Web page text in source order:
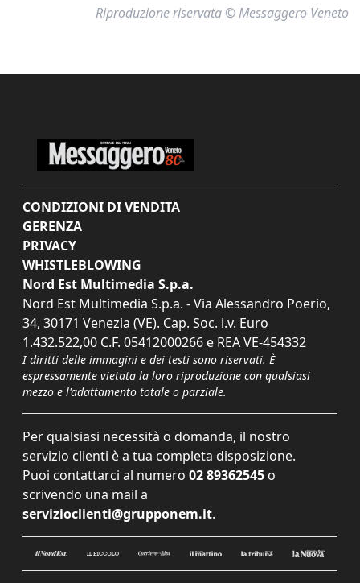
Riproduzione riservata © Messaggero Veneto
CONDIZIONI DI VENDITA
GERENZA
PRIVACY
WHISTLEBLOWING
Nord Est Multimedia S.p.a.
Nord Est Multimedia S.p.a. - Via Alessandro Poerio,
34, 30171 Venezia (VE). Cap. Soc. i.v. Euro
1.432.522,00 C.F. 05412000266 e REA VE-454332
I diritti delle immagini e dei testi sono riservati. È
espressamente vietata la loro riproduzione con qualsiasi
mezzo e l'adattamento totale o parziale.
Per qualsiasi necessità o domanda, il nostro
servizio clienti è a tua completa disposizione.
Puoi contattarci al numero 02 89362545 o
scrivendo una mail a
servizioclienti@grupponem.it.